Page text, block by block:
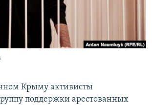
КРЫМА
Крыму активисты
поддержки арестованных